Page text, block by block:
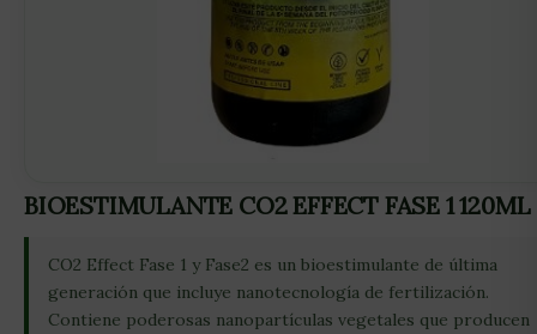
BIOESTIMULANTE CO2 EFFECT FASE 1 120ML
CO2 Effect Fase 1 y Fase2 es un bioestimulante de última
generación que incluye nanotecnología de fertilización.
Contiene poderosas nanopartículas vegetales que producen